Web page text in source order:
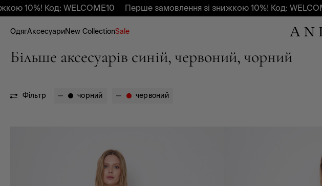
Код: WELCOME10 Перше замовлення зі знижкою 10%! Код: WELCOME10
ОдягАксесуариNew CollectionSale
Більше аксесуарів синій, червоний, чорний
Фільтр чорний червоний